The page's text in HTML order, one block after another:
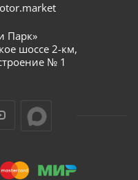
Парк»
шоссе 2-км,
№ 1